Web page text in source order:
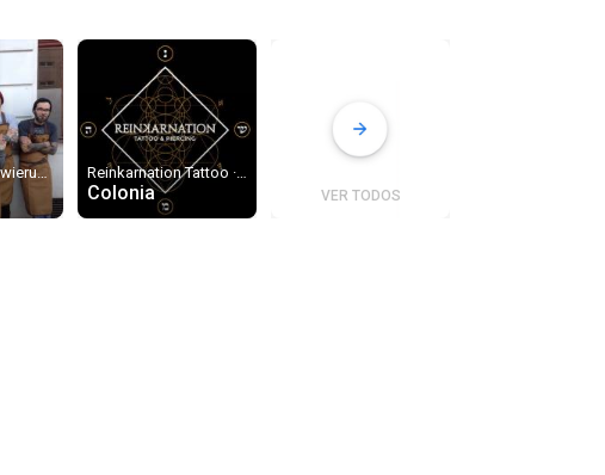
Seemann Taetowierungen Reinkarnation Tattoo · Brüsseler Straße
Colonia VER TODOS